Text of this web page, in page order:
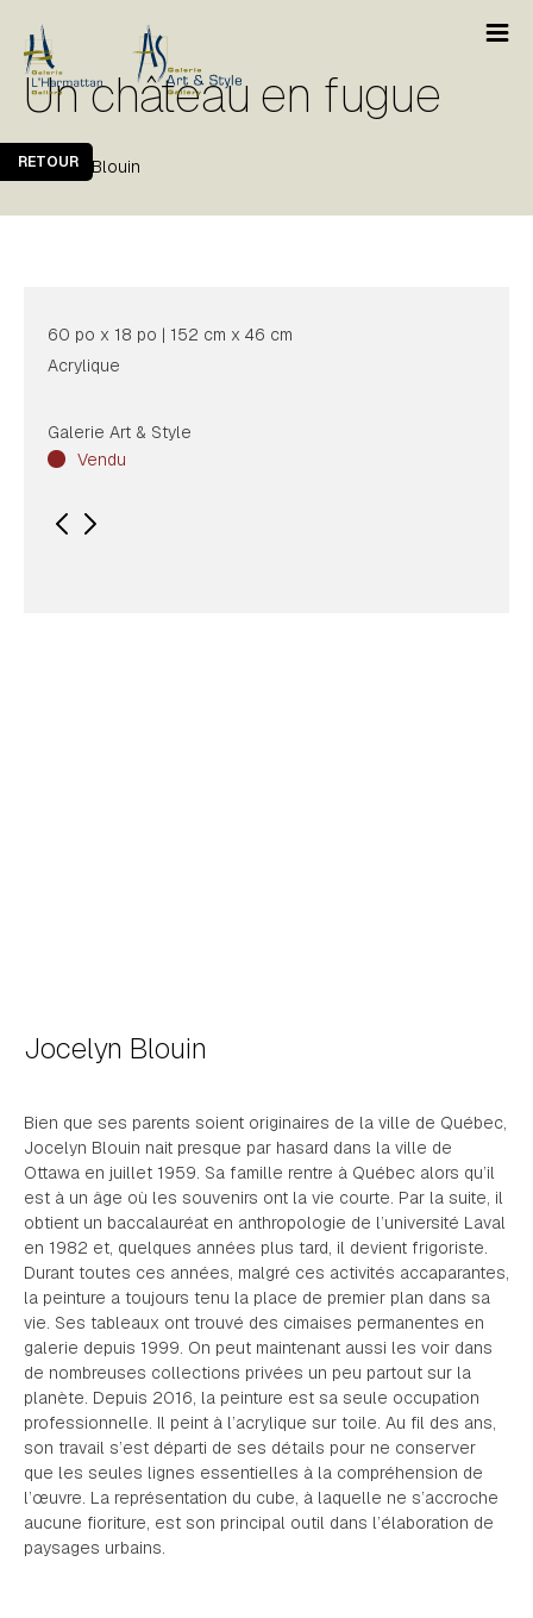
Un château en fugue
Jocelyn Blouin
RETOUR
60 po x 18 po | 152 cm x 46 cm
Acrylique
Galerie Art & Style
Vendu
Jocelyn Blouin
Bien que ses parents soient originaires de la ville de Québec,
Jocelyn Blouin nait presque par hasard dans la ville de
Ottawa en juillet 1959. Sa famille rentre à Québec alors qu’il
est à un âge où les souvenirs ont la vie courte. Par la suite, il
obtient un baccalauréat en anthropologie de l’université Laval
en 1982 et, quelques années plus tard, il devient frigoriste.
Durant toutes ces années, malgré ces activités accaparantes,
la peinture a toujours tenu la place de premier plan dans sa
vie. Ses tableaux ont trouvé des cimaises permanentes en
galerie depuis 1999. On peut maintenant aussi les voir dans
de nombreuses collections privées un peu partout sur la
planète. Depuis 2016, la peinture est sa seule occupation
professionnelle. Il peint à l’acrylique sur toile. Au fil des ans,
son travail s’est départi de ses détails pour ne conserver
que les seules lignes essentielles à la compréhension de
l’œuvre. La représentation du cube, à laquelle ne s’accroche
aucune fioriture, est son principal outil dans l’élaboration de
paysages urbains.